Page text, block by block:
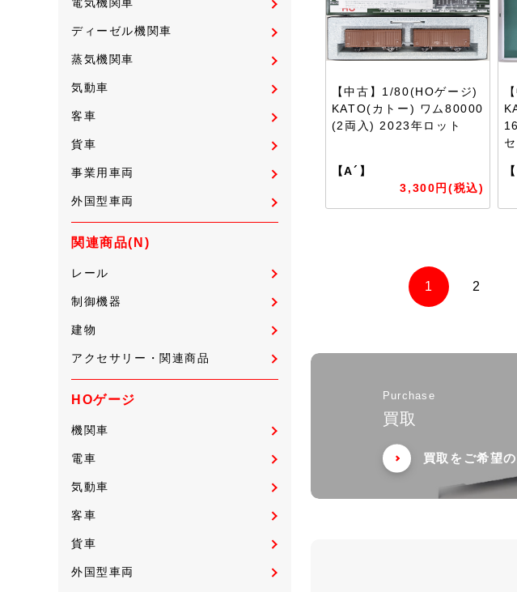
ディーゼル機関車
蒸気機関車
気動車
客車
貨車
事業用車両
外国型車両
関連商品(N)
レール
制御機器
建物
アクセサリー・関連商品
HOゲージ
機関車
電車
気動車
客車
貨車
外国型車両
【中古】1/80(HOゲージ)
KATO(カトー) ワム80000
(2両入) 2023年ロット
【A´】
3,300円(税込)
1 2
Purchase
買取
買取をご希望